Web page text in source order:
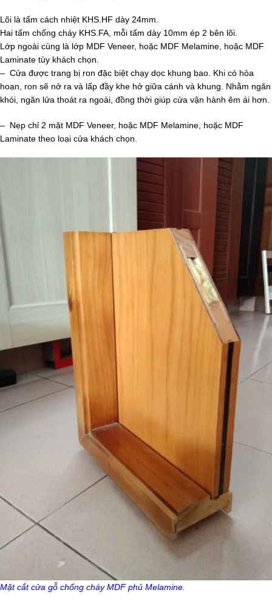
Lõi là tấm cách nhiệt KHS.HF dày 24mm.
Hai tấm chống cháy KHS.FA, mỗi tấm dày 10mm ép 2 bên lõi.
Lớp ngoài cùng là lớp MDF Veneer, hoặc MDF Melamine, hoặc MDF
Laminate tùy khách chọn.
– Cửa được trang bị ron đặc biệt chạy dọc khung bao. Khi có hỏa
hoạn, ron sẽ nở ra và lấp đầy khe hở giữa cánh và khung. Nhằm ngăn
khói, ngăn lửa thoát ra ngoài, đồng thời giúp cửa vận hành êm ái hơn.
– Nẹp chỉ 2 mặt MDF Veneer, hoặc MDF Melamine, hoặc MDF
Laminate theo loại cửa khách chọn.
Mặt cắt cửa gỗ chống cháy MDF phủ Melamine.